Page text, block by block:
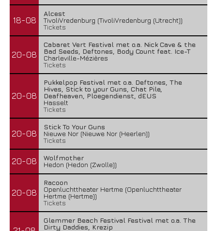
18-08
Alcest
TivoliVredenburg (TivoliVredenburg (Utrecht))
Tickets
20-08
Cabaret Vert Festival met o.a. Nick Cave & the
Bad Seeds, Deftones, Body Count feat. Ice-T
Charleville-Mézières
Tickets
20-08
Pukkelpop Festival met o.a. Deftones, The
Hives, Stick to your Guns, Chat Pile,
Deafheaven, Ploegendienst, dEUS
Hasselt
Tickets
20-08
Stick To Your Guns
Nieuwe Nor (Nieuwe Nor (Heerlen))
Tickets
20-08
Wolfmother
Hedon (Hedon (Zwolle))
20-08
Racoon
Openluchttheater Hertme (Openluchttheater
Hertme (Hertme))
Tickets
Glemmer Beach Festival Festival met o.a. The
Dirty Daddies, Krezip